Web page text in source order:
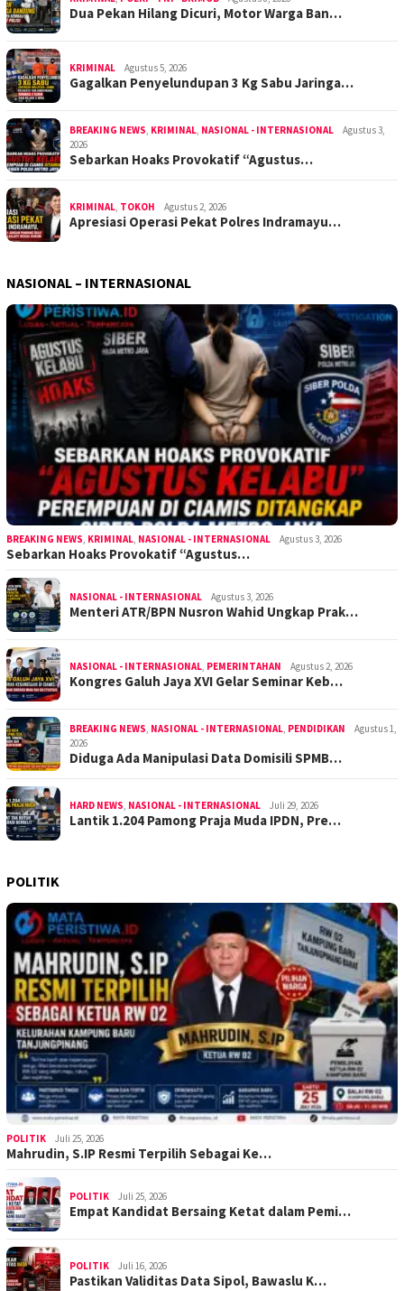
Dua Pekan Hilang Dicuri, Motor Warga Ban…
KRIMINAL Agustus 5, 2026
Gagalkan Penyelundupan 3 Kg Sabu Jaringa…
BREAKING NEWS KRIMINAL NASIONAL - INTERNASIONAL
Agustus 3,
2026
Sebarkan Hoaks Provokatif “Agustus…
KRIMINAL TOKOH Agustus 2, 2026
Apresiasi Operasi Pekat Polres Indramayu…
NASIONAL – INTERNASIONAL
BREAKING NEWS, KRIMINAL, NASIONAL - INTERNASIONAL Agustus 3, 2026
Sebarkan Hoaks Provokatif “Agustus…
NASIONAL - INTERNASIONAL Agustus 3, 2026
Menteri ATR/BPN Nusron Wahid Ungkap Prak…
NASIONAL - INTERNASIONAL, PEMERINTAHAN Agustus 2, 2026
Kongres Galuh Jaya XVI Gelar Seminar Keb…
BREAKING NEWS, NASIONAL - INTERNASIONAL, PENDIDIKAN
Agustus 1,
2026
Diduga Ada Manipulasi Data Domisili SPMB…
HARD NEWS, NASIONAL - INTERNASIONAL Juli 29, 2026
Lantik 1.204 Pamong Praja Muda IPDN, Pre…
POLITIK
POLITIK Juli 25, 2026
Mahrudin, S.IP Resmi Terpilih Sebagai Ke…
POLITIK Juli 25, 2026
Empat Kandidat Bersaing Ketat dalam Pemi…
POLITIK Juli 16, 2026
Pastikan Validitas Data Sipol, Bawaslu K…